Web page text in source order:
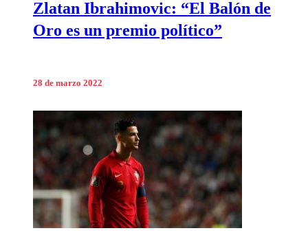
Zlatan Ibrahimovic: “El Balón de
Oro es un premio político”
28 de marzo 2022